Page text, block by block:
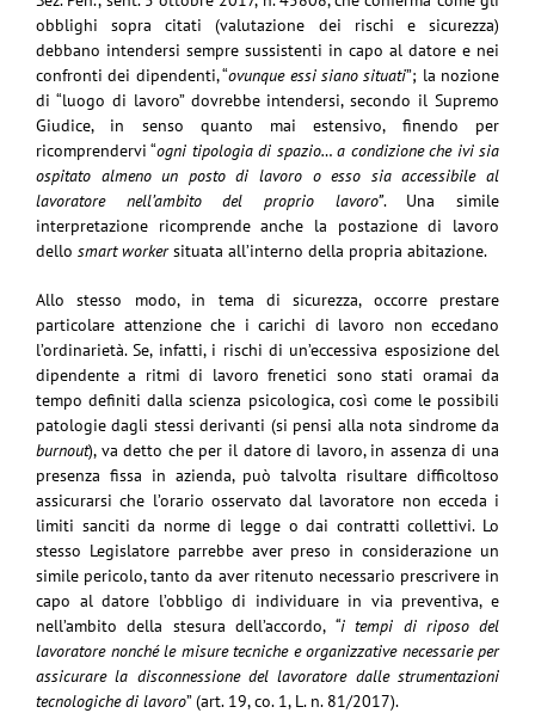
obblighi sopra citati (valutazione dei rischi e sicurezza)
debbano intendersi sempre sussistenti in capo al datore e nei
confronti dei dipendenti, “ovunque essi siano situati”; la nozione
di “luogo di lavoro” dovrebbe intendersi, secondo il Supremo
Giudice, in senso quanto mai estensivo, finendo per
ricomprendervi “ogni tipologia di spazio… a condizione che ivi sia
ospitato almeno un posto di lavoro o esso sia accessibile al
lavoratore nell’ambito del proprio lavoro”. Una simile
interpretazione ricomprende anche la postazione di lavoro
dello smart workersituata all’interno della propria abitazione.
Allo stesso modo, in tema di sicurezza, occorre prestare
particolare attenzione che i carichi di lavoro non eccedano
l’ordinarietà. Se, infatti, i rischi di un’eccessiva esposizione del
dipendente a ritmi di lavoro frenetici sono stati oramai da
tempo definiti dalla scienza psicologica, così come le possibili
patologie dagli stessi derivanti (si pensi alla nota sindrome da
burnout), va detto che per il datore di lavoro, in assenza di una
presenza fissa in azienda, può talvolta risultare difficoltoso
assicurarsi che l’orario osservato dal lavoratore non ecceda i
limiti sanciti da norme di legge o dai contratti collettivi. Lo
stesso Legislatore parrebbe aver preso in considerazione un
simile pericolo, tanto da aver ritenuto necessario prescrivere in
capo al datore l’obbligo di individuare in via preventiva, e
nell’ambito della stesura dell’accordo, “i tempi di riposo del
lavoratore nonché le misure tecniche e organizzative necessarie per
assicurare la disconnessione del lavoratore dalle strumentazioni
tecnologiche di lavoro” (art. 19, co. 1, L. n. 81/2017).